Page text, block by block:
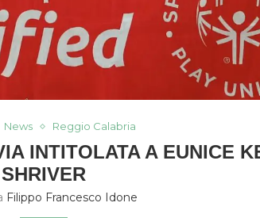
News Reggio Calabria
INTITOLATA A EUNICE
SHRIVER
Filippo Francesco Idone